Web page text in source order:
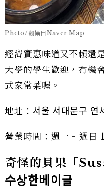
Photo/翻攝自Naver Map
經濟實惠味道又不賴還
大學的學生歡迎，有機
式家常菜喔。
地址：서울 서대문구 연
營業時間：週一 - 週日
奇怪的貝果「
수상한베이글